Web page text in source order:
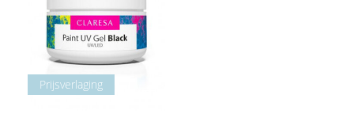
Prijsverlaging